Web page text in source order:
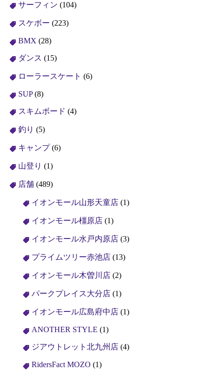
サーフィン (104)
スケボー (223)
BMX (28)
ダンス (15)
ローラースケート (6)
SUP(8)
スキムボード (4)
釣り (5)
キャンプ(6)
山登り (1)
店舗 (489)
イオンモール山形天童店 (1)
イオンモール橿原店 (1)
イオンモール水戸内原店 (3)
プライムツリー赤池店 (13)
イオンモール木曽川店 (2)
パークプレイス大分店 (1)
イオンモール広島府中店 (1)
ANOTHER STYLE (1)
ジアウトレット北九州店 (4)
RidersFact MOZO (1)